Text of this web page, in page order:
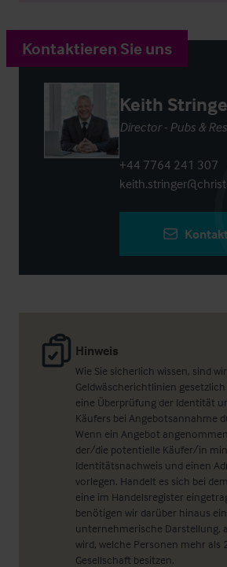
Hinweis
Wie Sie sicherlich wissen, sind
Geldwäscherichtlinien
eine Überprüfung der Identität
Käufers bei Angebotsannahme
Wenn ein Angebot
der/die potentielle Käufer/in
Identitätsnachweis und einen
vorlegen. Handelt es sich bei
eine im Handelsregister
benötigen wir darüber hinaus
unternehmerische Darstellung,
wird, welche Personen mehr als
Gesellschaft besitzen.
Kontaktieren Sie uns
Keith
Director - Pubs &
+44 7764 241 307